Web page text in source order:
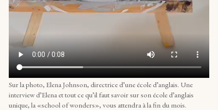
Sur la photo, Elena Johnson, directrice d’une école d’anglais. Une
interview d’Elena et tout ce qu’il faut savoir sur son école d’anglais
unique, la «school of wonders», vous attendra à la fin du mois.